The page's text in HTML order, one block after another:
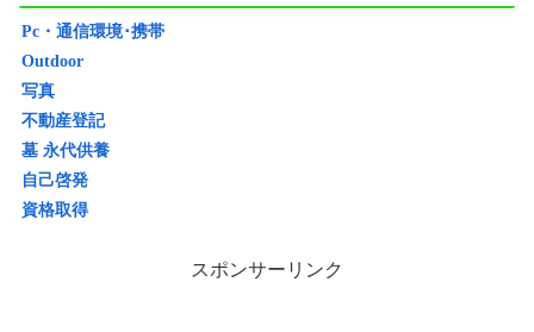
Pc・通信環境･携帯
Outdoor
写真
不動産登記
墓 永代供養
自己啓発
資格取得
スポンサーリンク